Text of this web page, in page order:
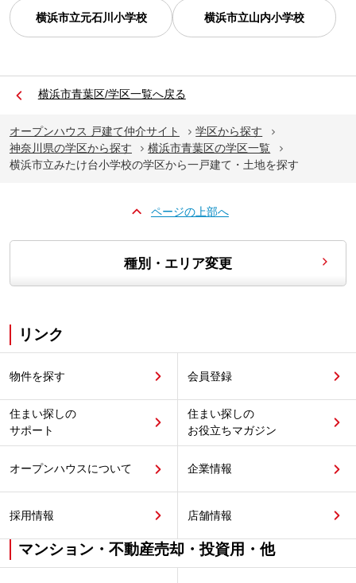
横浜市立元石川小学校 横浜市立山内小学校
横浜市青葉区/学区一覧へ戻る
オープンハウス 戸建て仲介サイト
学区から探す
神奈川県の学区から探す
横浜市青葉区の学区一覧
横浜市立みたけ台小学校の学区から一戸建て・土地を探す
ページの上部へ
種別・エリア変更
リンク
物件を探す 会員登録
住まい探しの
サポート
住まい探しの
お役立ちマガジン
オープンハウスについて 企業情報
採用情報 店舗情報
マンション・不動産売却・投資用・他